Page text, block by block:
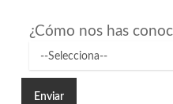
¿Cómo nos has